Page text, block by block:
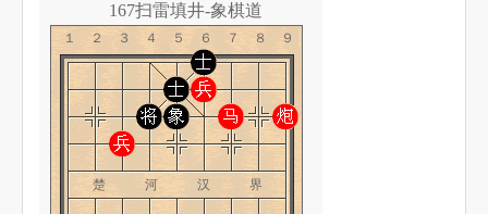
象棋小游戏
167扫雷填井-象棋道
１２３４５６７８９
楚 河 汉 界